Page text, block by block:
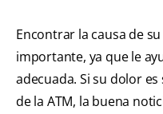
Encontrar la causa de
importante, ya que le
adecuada. Si su dolor
de la ATM, la buena